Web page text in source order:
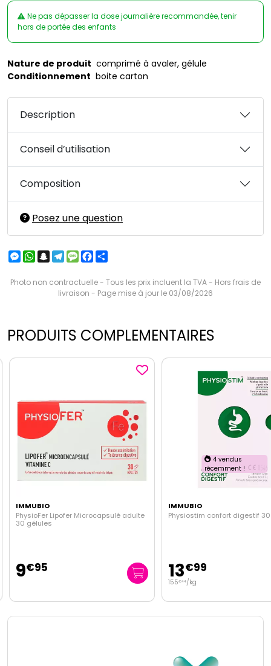
Ne pas dépasser la dose journalière recommandée, tenir
hors de portée des enfants
Nature de produit comprimé à avaler, gélule
Conditionnement boite carton
Description
Conseil d’utilisation
Composition
Posez une question
Messenger
WhatsApp
Snapchat
Telegram
MessageFacebook
Photo non contractuelle - Tous les prix incluent la TVA - Hors frais de
livraison - Page mise à jour le 03/08/2026
PRODUITS COMPLEMENTAIRES
IMMUBIO
PhysioFer Lipofer Microcapsulé adulte
30 gélules
9€95
4 vendus
récemment !
IMMUBIO
Physiostim confort digestif
13€99
155€44 /kg